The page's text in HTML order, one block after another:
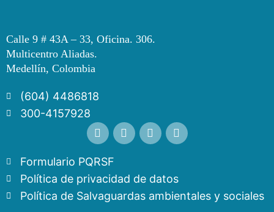
Calle 9 # 43A – 33, Oficina. 306.
Multicentro Aliadas.
Medellín, Colombia
(604) 4486818
300-4157928
Formulario PQRSF
Política de privacidad de datos
Política de Salvaguardas ambientales y sociales